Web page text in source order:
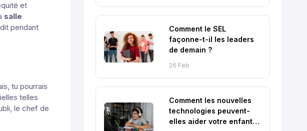
et
salle
pendant
tu pourrais
telles
le chef de
Comment le SEL
façonne-t-il les leaders
de demain ?
26 Feb
Comment les nouvelles
technologies peuvent-
elles aider votre enfant